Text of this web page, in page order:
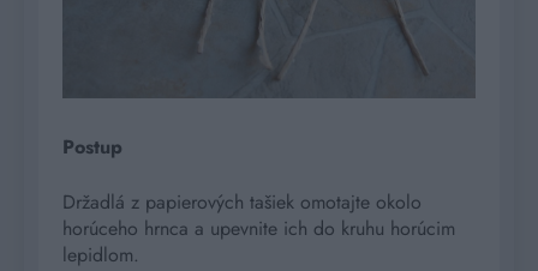
Postup
Držadlá z papierových tašiek omotajte okolo
horúceho hrnca a upevnite ich do kruhu horúcim
lepidlom.